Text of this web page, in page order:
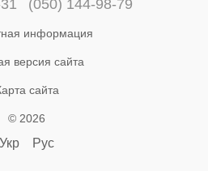
(050) 144-98-79
информация
версия сайта
сайта
© 2026
Укр Рус